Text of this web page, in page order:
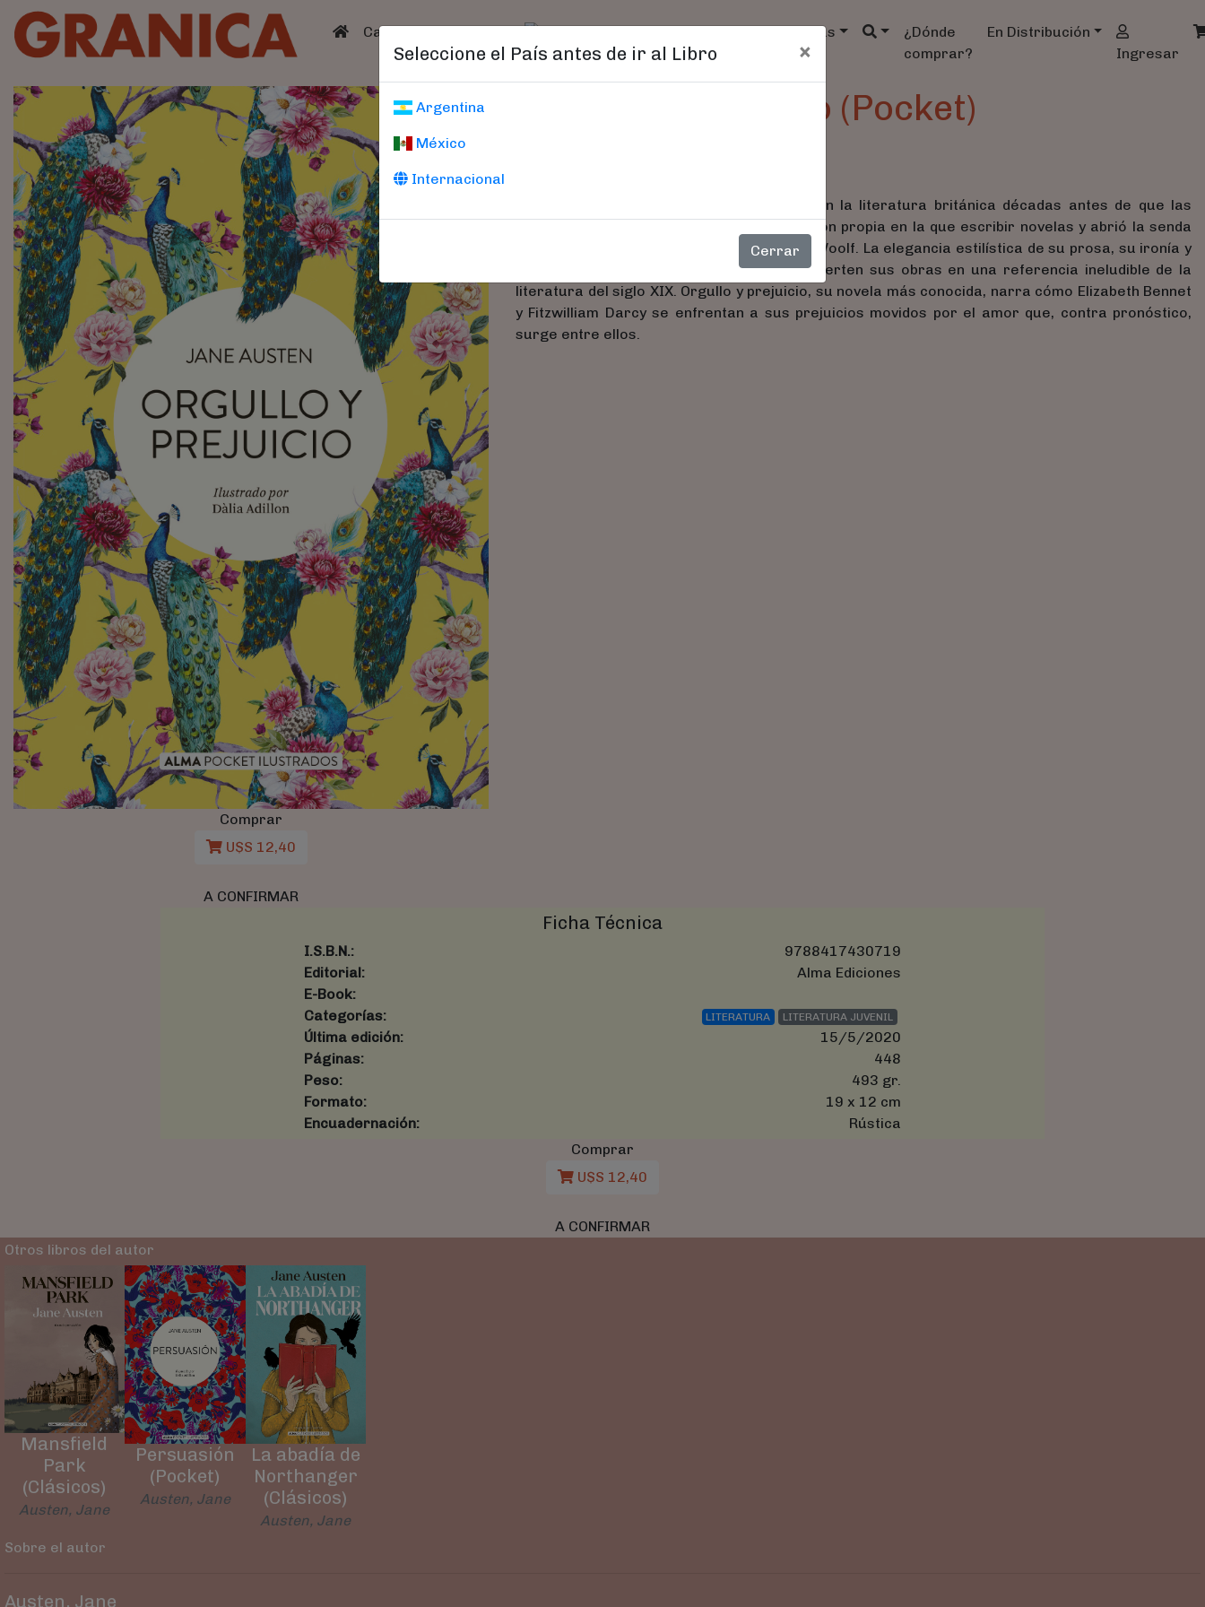
(current)
Catálogo Catálogo Agendas
¿Dónde
comprar?
En Distribución
Ingresar
Seleccione el País antes de ir al Libro ×
Argentina
México
Internacional
Cerrar
Comprar
U$S 12,40
A CONFIRMAR
Orgullo Y Prejuicio (Pocket)
Jane Austen ocupó un lugar preminente en la literatura británica décadas antes de que las
mujeres pudiesen disponer de una habitación propia en la que escribir novelas y abrió la senda
que recorrerían las hermanas Brontë o V. Woolf. La elegancia estilística de su prosa, su ironía y
su perspicacia para el retrato social convierten sus obras en una referencia ineludible de la
literatura del siglo XIX. Orgullo y prejuicio, su novela más conocida, narra cómo Elizabeth Bennet
y Fitzwilliam Darcy se enfrentan a sus prejuicios movidos por el amor que, contra pronóstico,
surge entre ellos.
Ficha Técnica
I.S.B.N.:
9788417430719
Editorial:
Alma Ediciones
E-Book:
Categorías:
LITERATURA LITERATURA JUVENIL
Última edición:
15/5/2020
Páginas:
448
Peso:
493 gr.
Formato:
19 x 12 cm
Encuadernación:
Rústica
Comprar
U$S 12,40
A CONFIRMAR
Otros libros del autor
Mansfield
Park
(Clásicos)
Austen, Jane
Persuasión
(Pocket)
Austen, Jane
La abadía de
Northanger
(Clásicos)
Austen, Jane
Sobre el autor
Austen, Jane